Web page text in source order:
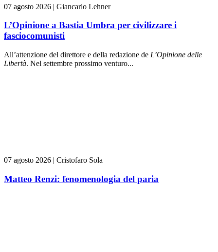
07 agosto 2026 | Giancarlo Lehner
L’Opinione a Bastia Umbra per civilizzare i
fasciocomunisti
All’attenzione del direttore e della redazione de L’Opinione delle
Libertà. Nel settembre prossimo venturo...
07 agosto 2026 | Cristofaro Sola
Matteo Renzi: fenomenologia del paria